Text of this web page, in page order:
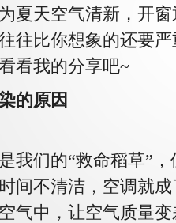
夏天空气清新，开
往比你想象的还要
看我的分享吧~
的原因
我们的“救命稻草”
间不清洁，空调就
气中，让空气质量